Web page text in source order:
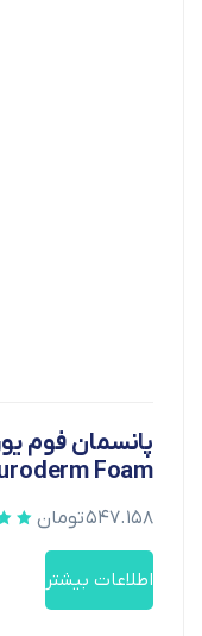
Euroderm Foam ابعاد 20*20 سانتی متر
۵۴۷.۱۵۸تومان
اطلاعات بیشتر